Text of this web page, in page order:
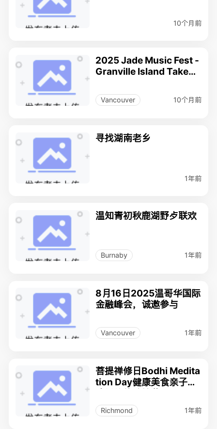
10个月前
2025 Jade Music Fest -
Granville Island Takeov
Vancouver 10个月前
寻找湖南老乡
1年前
温知青初秋鹿湖野歺联欢
Burnaby 1年前
8月16日2025温哥华国际
金融峰会，诚邀参与
Vancouver 1年前
菩提禅修日Bodhi Medita
tion Day健康美食亲子游
Richmond 1年前